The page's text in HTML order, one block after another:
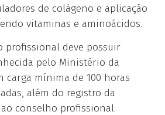
de colágeno e aplicação
vitaminas e aminoácidos.
profissional deve possuir
pelo Ministério da
carga mínima de 100 horas
além do registro da
conselho profissional.